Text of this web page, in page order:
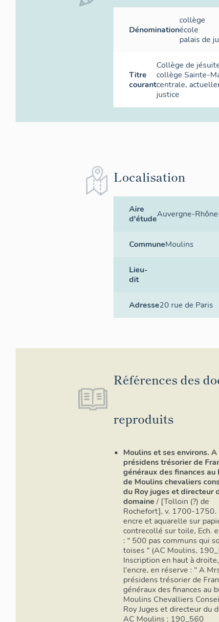
Dénomination
collège
école
palais de
Titre
courant
Collège de
collège Sainte-
centrale,
justice
Localisation
Aire
d'étudeAuvergne-
CommuneMoulins
Lieu-
dit
Adresse20 rue de Paris
Références des
reproduits
Moulins et ses environs.
présidens trésorier de
généraux des finances au
de Moulins chevaliers
du Roy juges et directeur
domaine / [Tolloin (?) de
Rochefort], v. 1700-1750.
encre et aquarelle sur
contrecollé sur toile, Ech.
: " 500 pas communs qui
toises " (AC Moulins,
Inscription en haut à
l'encre, en réserve : " A
présidens trésorier de
généraux des finances au
Moulins Chevalliers
Roy Juges et directeur du
AC Moulins : 190_560